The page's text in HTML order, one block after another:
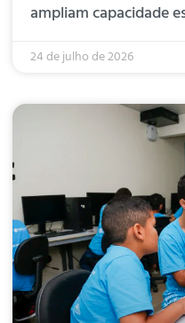
ampliam capacidade
24 de julho de 2026